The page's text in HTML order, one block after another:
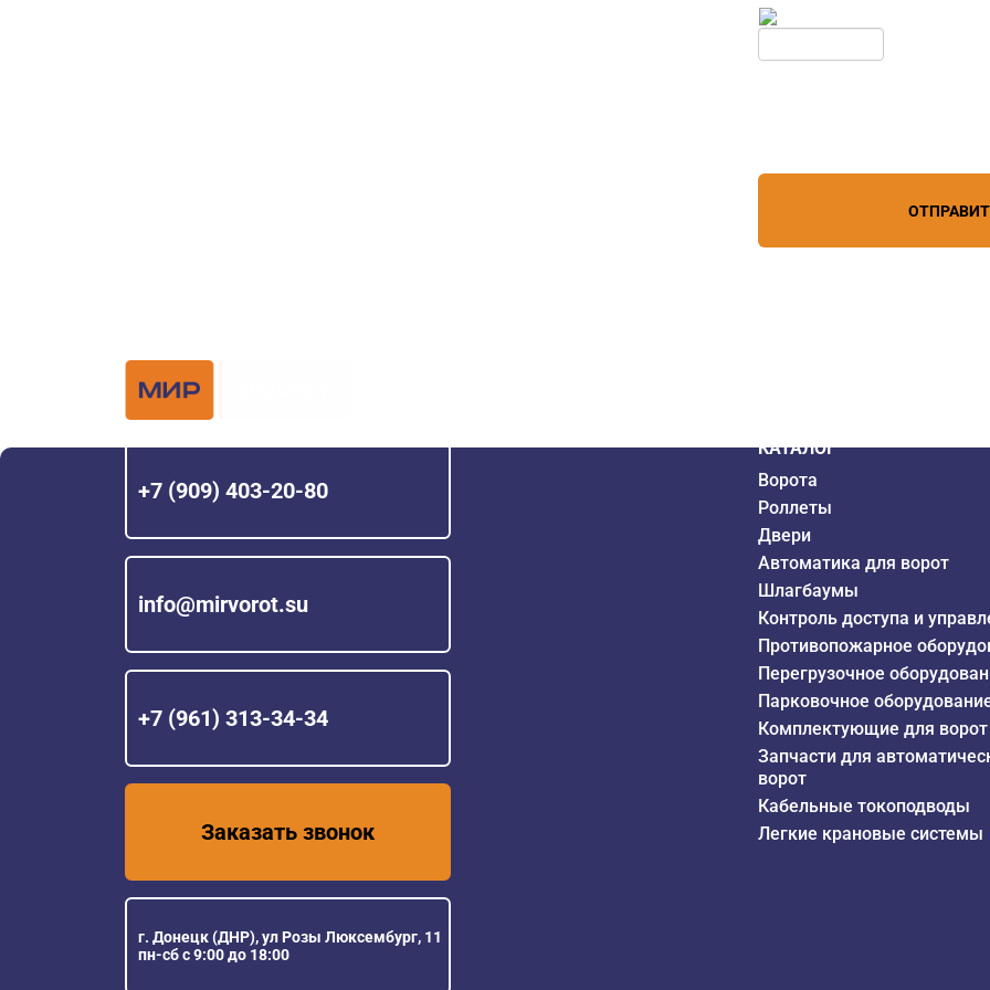
+7 (909) 403-20-80
info@mirvorot.su
+7 (961) 313-34-34
Заказать звонок
г. Донецк (ДНР), ул Розы Люксембург, 11
пн-сб с 9:00 до 18:00
КАТАЛОГ
Ворота
Роллеты
Двери
Автоматика для ворот
Шлагбаумы
Контроль доступа и
Противопожарное
Перегрузочное
Парковочное
Комплектующие для ворот
Запчасти для
ворот
Кабельные токоподводы
Легкие крановые системы